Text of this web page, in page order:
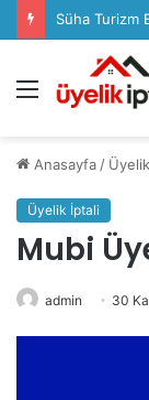
Süha Turizm
Menü
Anasayfa /
Üyelik İptali
Mubi
admin 30